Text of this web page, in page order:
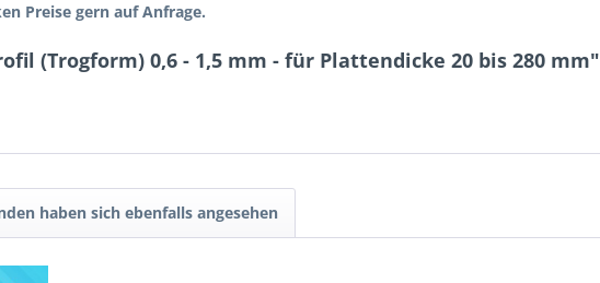
Preise gern auf Anfrage.
(Trogform) 0,6 - 1,5 mm - für Plattendicke 20 bis 280 mm"
haben sich ebenfalls angesehen